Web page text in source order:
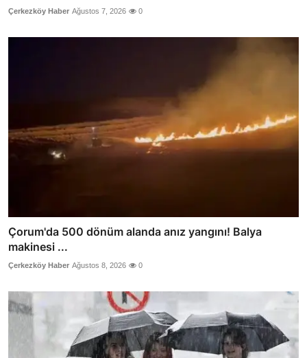
Çerkezköy Haber Ağustos 7, 2026 0
Çorum'da 500 dönüm alanda anız yangını! Balya
makinesi ...
Çerkezköy Haber Ağustos 8, 2026 0